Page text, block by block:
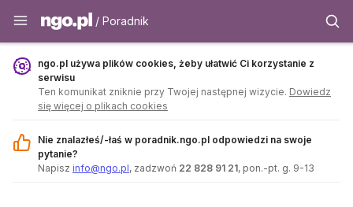
Poradnik - ngo.pl
/ Poradnik
ngo.pl używa plików cookies, żeby ułatwić Ci korzystanie z
serwisu
Ten komunikat zniknie przy Twojej następnej wizycie. Dowiedz
się więcej o plikach cookies
Nie znalazłeś/-łaś w poradnik.ngo.pl odpowiedzi na swoje
pytanie?
Napisz info@ngo.pl, zadzwoń 22 828 91 21, pon.-pt. g. 9-13